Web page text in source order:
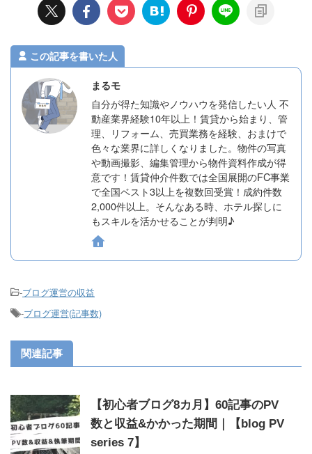
この記事を書いた人
まるモ
自分が得た知識やノウハウを発信したい人 不
動産業界経験10年以上！賃貸から始まり、管
理、リフォーム、売買業務を経験、おまけで
色々な業界に詳しくなりました。物件の写真
や動画撮影、編集管理から物件資料作成が得
意です！賃貸仲介件数では全国展開のFC事業
で全国ベスト3以上を複数回受賞！成約件数
2,000件以上。そんなある時、ホテル探しに
もスキルを活かせることが判明♪
-ブログ運営の収益
-ブログ運営(記事数)
関連記事
【初心者ブログ8カ月】60記事のPV
数と収益&かかった期間｜【blog PV
series 7】